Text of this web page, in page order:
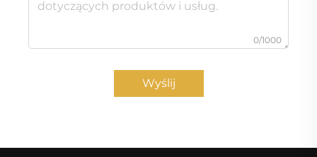
0/1000
Wyślij